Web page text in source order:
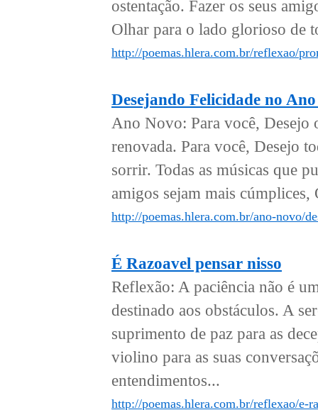
ostentação. Fazer os seus
Olhar para o lado glorioso de
http://poemas.hlera.com.br/reflexao/
Desejando Felicidade no
Ano Novo: Para você, Desejo
renovada. Para você, Desejo
sorrir. Todas as músicas que
amigos sejam mais
http://poemas.hlera.com.br/ano-novo/
É Razoavel pensar nisso
Reflexão: A paciência não é
destinado aos obstáculos. A
suprimento de paz para as
violino para as suas
entendimentos...
http://poemas.hlera.com.br/reflexao/e-